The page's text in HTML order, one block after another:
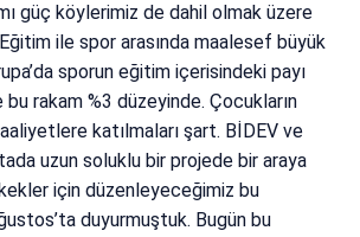
güç köylerimiz de dahil olmak üzere
ile spor arasında maalesef büyük
sporun eğitim içerisindeki payı
bu rakam %3 düzeyinde. Çocukların
katılmaları şart. BİDEV ve
uzun soluklu bir projede bir araya
için düzenleyeceğimiz bu
duyurmuştuk. Bugün bu